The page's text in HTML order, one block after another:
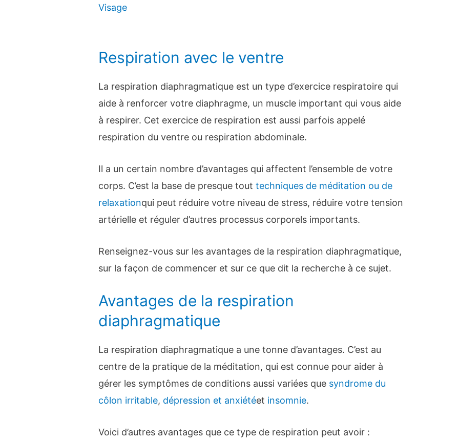
Visage
Respiration avec le ventre
La respiration diaphragmatique est un type d’exercice respiratoire qui
aide à renforcer votre diaphragme, un muscle important qui vous aide
à respirer. Cet exercice de respiration est aussi parfois appelé
respiration du ventre ou respiration abdominale.
Il a un certain nombre d’avantages qui affectent l’ensemble de votre
corps. C’est la base de presque touttechniques de méditation ou de
relaxationqui peut réduire votre niveau de stress, réduire votre tension
artérielle et réguler d’autres processus corporels importants.
Renseignez-vous sur les avantages de la respiration diaphragmatique,
sur la façon de commencer et sur ce que dit la recherche à ce sujet.
Avantages de la respiration
diaphragmatique
La respiration diaphragmatique a une tonne d’avantages. C’est au
centre de la pratique de la méditation, qui est connue pour aider à
gérer les symptômes de conditions aussi variées que syndrome du
côlon irritable, dépression et anxiétéet insomnie.
Voici d’autres avantages que ce type de respiration peut avoir :